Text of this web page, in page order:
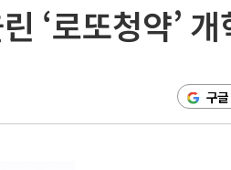
‘로또청약’ 개
구